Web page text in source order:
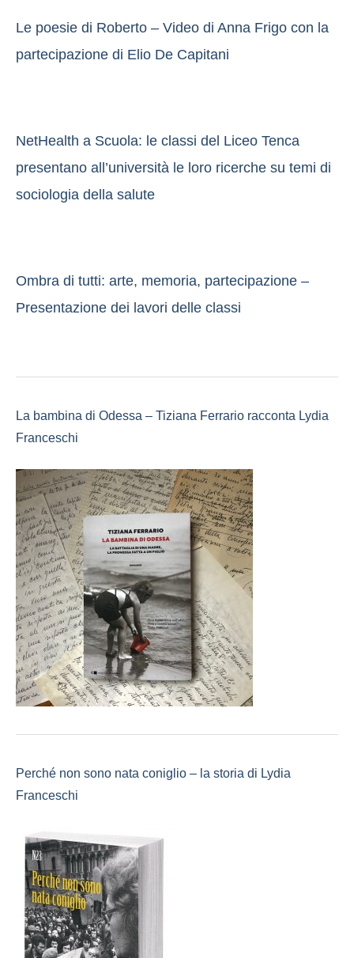
Le poesie di Roberto – Video di Anna Frigo con la
partecipazione di Elio De Capitani
NetHealth a Scuola: le classi del Liceo Tenca
presentano all’università le loro ricerche su temi di
sociologia della salute
Ombra di tutti: arte, memoria, partecipazione –
Presentazione dei lavori delle classi
La bambina di Odessa – Tiziana Ferrario racconta Lydia
Franceschi
Perché non sono nata coniglio – la storia di Lydia
Franceschi